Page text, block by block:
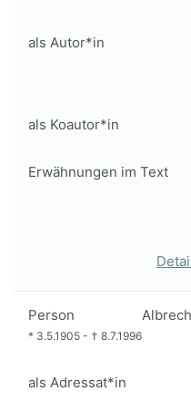
als Autor*in
als Koautor*in
Erwähnungen im Text
Person
* 3.5.1905 - † 8.7.1996
als Adressat*in